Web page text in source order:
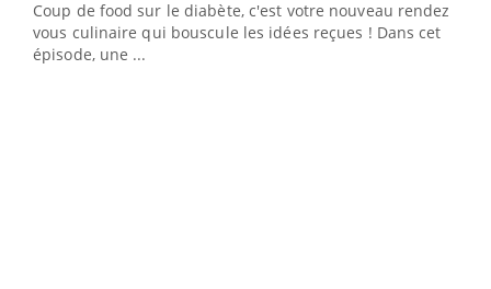
Coup de food sur le diabète, c'est votre nouveau rendez-
vous culinaire qui bouscule les idées reçues ! Dans cet
épisode, une ...